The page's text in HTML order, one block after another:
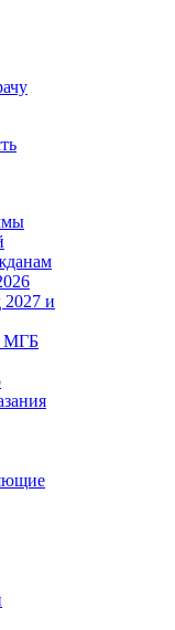
2027 и
МГБ